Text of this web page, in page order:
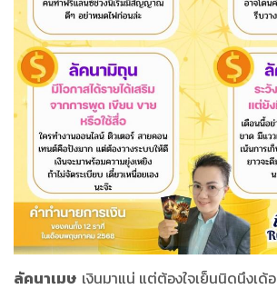
ลัคนาเมษ เงินมาแน่ แต่ต้องใจเย็นนิดนึงเด้อ